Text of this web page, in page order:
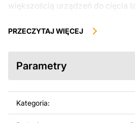
większością urządzeń do cięcia
Można je łatwo edytować lub
Adobe Illustrator, SolidWorks lub
edycji wektorowej.
jakości produkt z kawałka
PRZECZYTAJ WIĘCEJ
Parametry
Kategoria: